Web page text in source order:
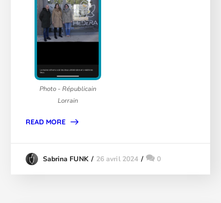
Photo - Républicain
Lorrain
READ MORE
Sabrina FUNK 26 avril 2024 0